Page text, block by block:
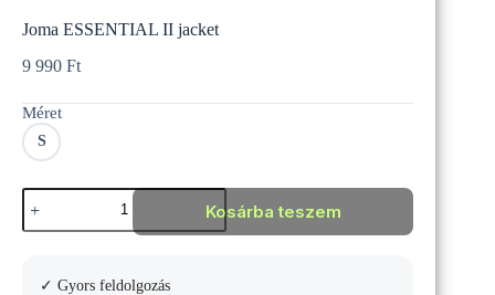
Joma ESSENTIAL II jacket
9 990 Ft
Méret
S
Joma
ESSENTIAL
II
Kosárba teszem
✓ Gyors feldolgozás